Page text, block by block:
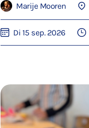
Marije Mooren
Di 15 sep. 2026